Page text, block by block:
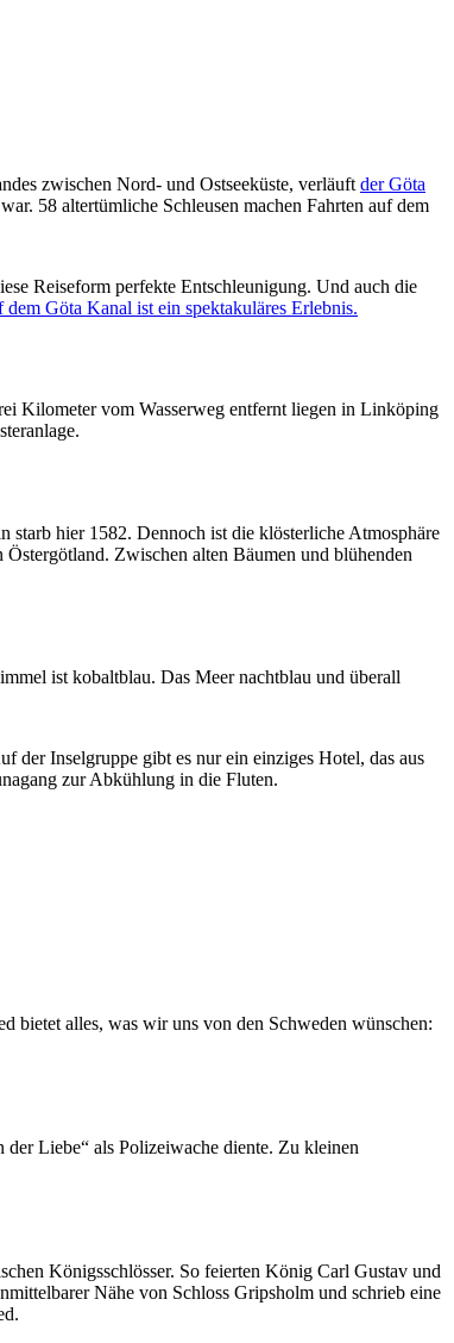
zwischen Nord- und Ostseeküste, verläuft der Göta
58 altertümliche Schleusen machen Fahrten auf dem
Reiseform perfekte Entschleunigung. Und auch die
Göta Kanal ist ein spektakuläres Erlebnis.
Kilometer vom Wasserweg entfernt liegen in Linköping
starb hier 1582. Dennoch ist die klösterliche Atmosphäre
Zwischen alten Bäumen und blühenden
ist kobaltblau. Das Meer nachtblau und überall
der Inselgruppe gibt es nur ein einziges Hotel, das aus
zur Abkühlung in die Fluten.
bietet alles, was wir uns von den Schweden wünschen:
Liebe“ als Polizeiwache diente. Zu kleinen
Königsschlösser. So feierten König Carl Gustav und
Nähe von Schloss Gripsholm und schrieb eine